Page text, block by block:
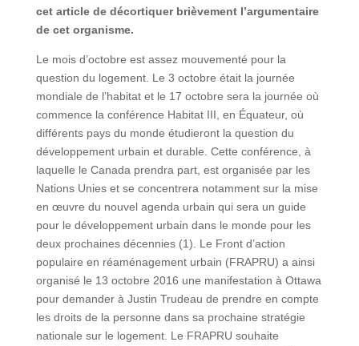
cet article de décortiquer brièvement l’argumentaire
de cet organisme.
Le mois d’octobre est assez mouvementé pour la
question du logement. Le 3 octobre était la journée
mondiale de l’habitat et le 17 octobre sera la journée où
commence la conférence Habitat III, en Équateur, où
différents pays du monde étudieront la question du
développement urbain et durable. Cette conférence, à
laquelle le Canada prendra part, est organisée par les
Nations Unies et se concentrera notamment sur la mise
en œuvre du nouvel agenda urbain qui sera un guide
pour le développement urbain dans le monde pour les
deux prochaines décennies (1). Le Front d’action
populaire en réaménagement urbain (FRAPRU) a ainsi
organisé le 13 octobre 2016 une manifestation à Ottawa
pour demander à Justin Trudeau de prendre en compte
les droits de la personne dans sa prochaine stratégie
nationale sur le logement. Le FRAPRU souhaite